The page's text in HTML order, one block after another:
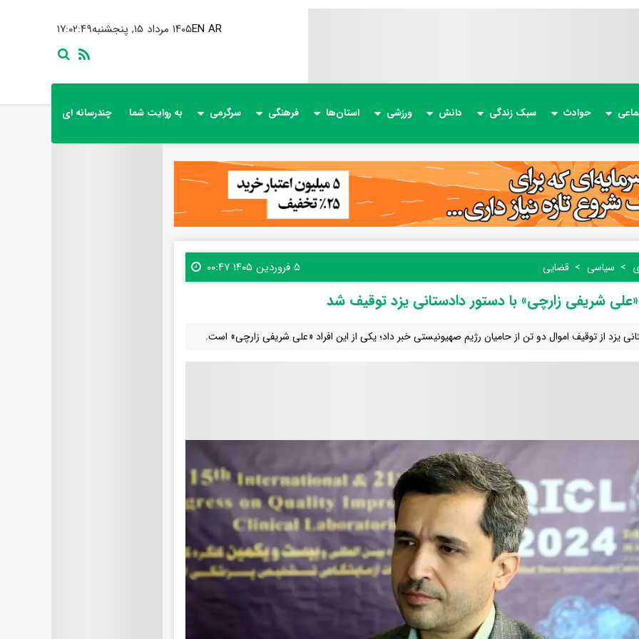
۱۷:۰۲:۵۱ ۱۴۰۵ مرداد ۱۵, پنجشنبهEN AR
حوادث سبک زندگی دانش ورزشی استان‌ها فرهنگی سرگرمی به روایت شما چندرسانه ای
سیاسی قضایی ۵ فروردین ۱۴۰۵ ۰۰:۴۷
«علی شریفی زارچی» با دستور دادستانی یزد توقیف شد
یزد از توقیف اموال دو تن از حامیان رژیم صهیونیستی خبر داد؛ یکی از این افراد «علی شریفی زارچی» است.